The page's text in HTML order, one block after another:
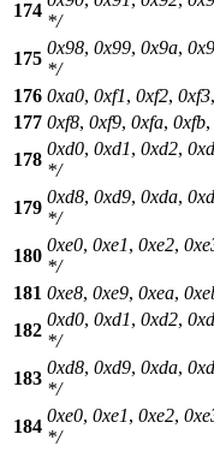
174
*/
175
0x98, 0x99, 0x9a,
*/
176 0xa0, 0xf1, 0xf2, 0xf3,
177 0xf8, 0xf9, 0xfa, 0xfb,
178
0xd0, 0xd1, 0xd2,
*/
179
0xd8, 0xd9, 0xda,
*/
180
0xe0, 0xe1, 0xe2,
*/
181 0xe8, 0xe9, 0xea,
182
0xd0, 0xd1, 0xd2,
*/
183
0xd8, 0xd9, 0xda,
*/
184
0xe0, 0xe1, 0xe2,
*/